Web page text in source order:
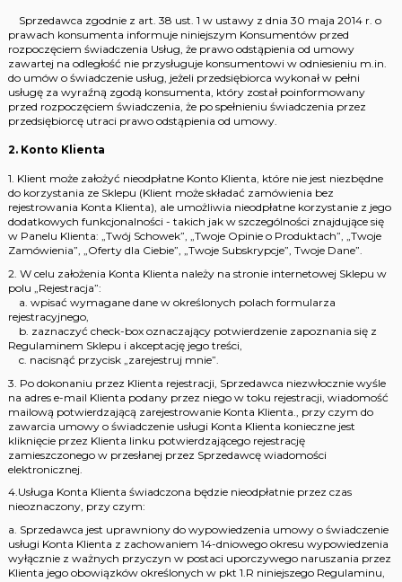
Sprzedawca zgodnie z art. 38 ust. 1 w ustawy z dnia 30 maja 2014 r. o
prawach konsumenta informuje niniejszym Konsumentów przed
rozpoczęciem świadczenia Usług, że prawo odstąpienia od umowy
zawartej na odległość nie przysługuje konsumentowi w odniesieniu m.in.
do umów o świadczenie usług, jeżeli przedsiębiorca wykonał w pełni
usługę za wyraźną zgodą konsumenta, który został poinformowany
przed rozpoczęciem świadczenia, że po spełnieniu świadczenia przez
przedsiębiorcę utraci prawo odstąpienia od umowy.
2. Konto Klienta
1. Klient może założyć nieodpłatne Konto Klienta, które nie jest niezbędne
do korzystania ze Sklepu (Klient może składać zamówienia bez
rejestrowania Konta Klienta), ale umożliwia nieodpłatne korzystanie z jego
dodatkowych funkcjonalności - takich jak w szczególności znajdujące się
w Panelu Klienta: „Twój Schowek”, „Twoje Opinie o Produktach”, „Twoje
Zamówienia”, „Oferty dla Ciebie”, „Twoje Subskrypcje”, Twoje Dane”.
2. W celu założenia Konta Klienta należy na stronie internetowej Sklepu w
polu „Rejestracja”:
a. wpisać wymagane dane w określonych polach formularza
rejestracyjnego,
b. zaznaczyć check-box oznaczający potwierdzenie zapoznania się z
Regulaminem Sklepu i akceptację jego treści,
c. nacisnąć przycisk „zarejestruj mnie”.
3. Po dokonaniu przez Klienta rejestracji, Sprzedawca niezwłocznie wyśle
na adres e-mail Klienta podany przez niego w toku rejestracji, wiadomość
mailową potwierdzającą zarejestrowanie Konta Klienta., przy czym do
zawarcia umowy o świadczenie usługi Konta Klienta konieczne jest
kliknięcie przez Klienta linku potwierdzającego rejestrację
zamieszczonego w przesłanej przez Sprzedawcę wiadomości
elektronicznej.
4.Usługa Konta Klienta świadczona będzie nieodpłatnie przez czas
nieoznaczony, przy czym:
a. Sprzedawca jest uprawniony do wypowiedzenia umowy o świadczenie
usługi Konta Klienta z zachowaniem 14-dniowego okresu wypowiedzenia
wyłącznie z ważnych przyczyn w postaci uporczywego naruszania przez
Klienta jego obowiązków określonych w pkt 1.R niniejszego Regulaminu,